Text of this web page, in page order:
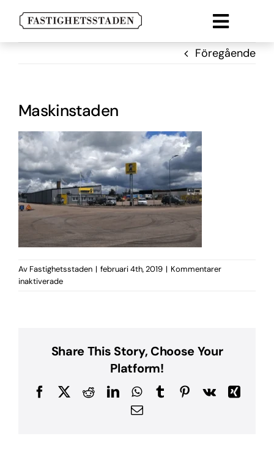
innehållet
Toggle
Lokal
Parkering
Om oss
Kontakt
Föregående
Maskinstaden
Av Fastighetsstaden | februari 4th, 2019 | Kommentarer
inaktiveradeför
Share This Story, Choose Your
Platform!
FacebookRedditLinkedInWhatsApp
TumblrPinterest
Vk
Xing
E-